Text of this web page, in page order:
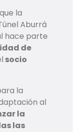
la
Aburrá
hace parte
de
socio
la
al
la
las